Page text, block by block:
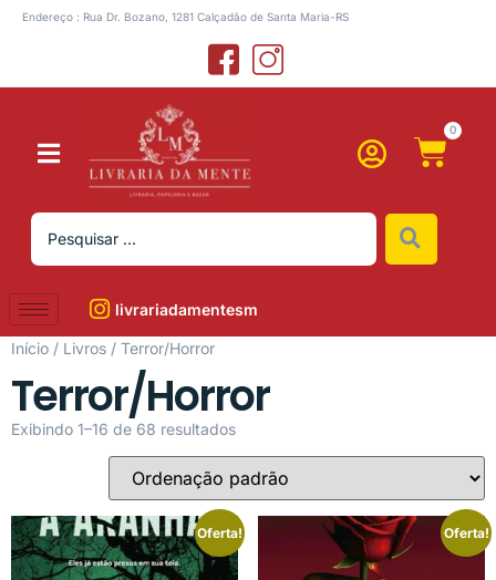
Endereço : Rua Dr. Bozano, 1281 Calçadão de Santa Maria-RS
0
livrariadamentesm
Início / Livros / Terror/Horror
Terror/Horror
Exibindo 1–16 de 68 resultados
Oferta! Oferta!